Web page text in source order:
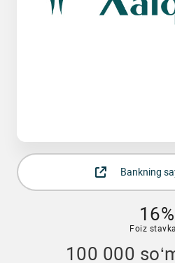
Bankning
16%
Foiz
100 000